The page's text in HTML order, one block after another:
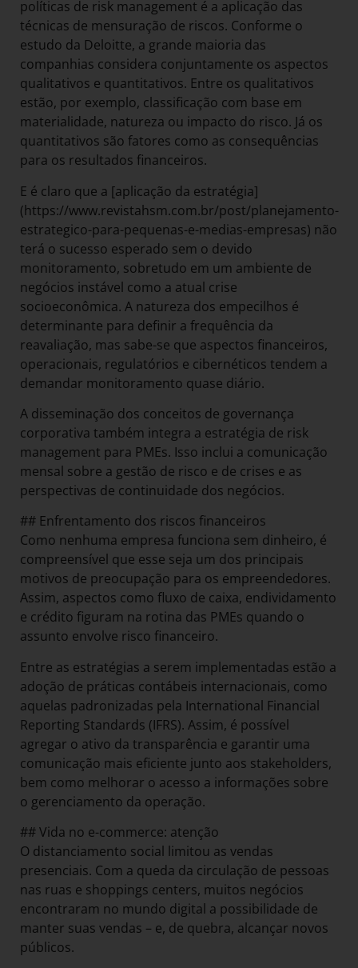
políticas de risk management é a aplicação das
técnicas de mensuração de riscos. Conforme o
estudo da Deloitte, a grande maioria das
companhias considera conjuntamente os aspectos
qualitativos e quantitativos. Entre os qualitativos
estão, por exemplo, classificação com base em
materialidade, natureza ou impacto do risco. Já os
quantitativos são fatores como as consequências
para os resultados financeiros.
E é claro que a [aplicação da estratégia]
(https://www.revistahsm.com.br/post/planejamento-
estrategico-para-pequenas-e-medias-empresas) não
terá o sucesso esperado sem o devido
monitoramento, sobretudo em um ambiente de
negócios instável como a atual crise
socioeconômica. A natureza dos empecilhos é
determinante para definir a frequência da
reavaliação, mas sabe-se que aspectos financeiros,
operacionais, regulatórios e cibernéticos tendem a
demandar monitoramento quase diário.
A disseminação dos conceitos de governança
corporativa também integra a estratégia de risk
management para PMEs. Isso inclui a comunicação
mensal sobre a gestão de risco e de crises e as
perspectivas de continuidade dos negócios.
## Enfrentamento dos riscos financeiros
Como nenhuma empresa funciona sem dinheiro, é
compreensível que esse seja um dos principais
motivos de preocupação para os empreendedores.
Assim, aspectos como fluxo de caixa, endividamento
e crédito figuram na rotina das PMEs quando o
assunto envolve risco financeiro.
Entre as estratégias a serem implementadas estão a
adoção de práticas contábeis internacionais, como
aquelas padronizadas pela International Financial
Reporting Standards (IFRS). Assim, é possível
agregar o ativo da transparência e garantir uma
comunicação mais eficiente junto aos stakeholders,
bem como melhorar o acesso a informações sobre
o gerenciamento da operação.
## Vida no e-commerce: atenção
O distanciamento social limitou as vendas
presenciais. Com a queda da circulação de pessoas
nas ruas e shoppings centers, muitos negócios
encontraram no mundo digital a possibilidade de
manter suas vendas – e, de quebra, alcançar novos
públicos.